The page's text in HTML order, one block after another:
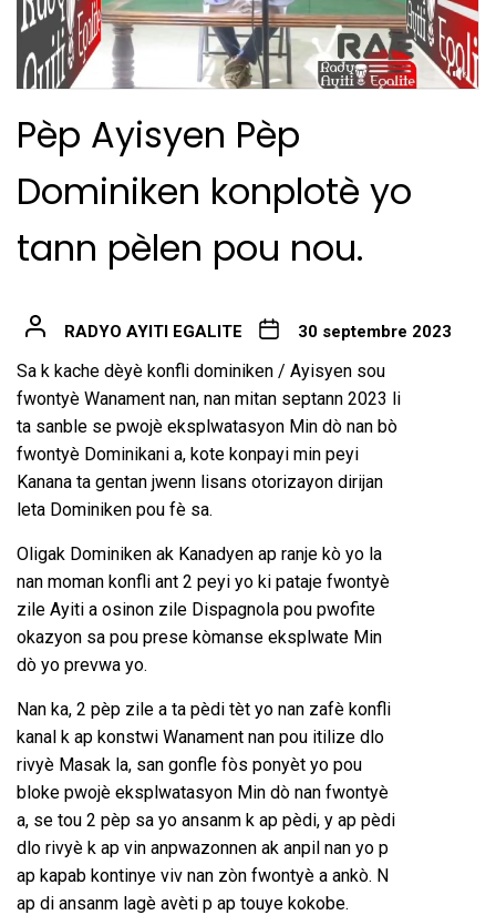
Pèp Ayisyen Pèp
Dominiken konplotè yo
tann pèlen pou nou.
RADYO AYITI EGALITE 30 septembre 2023
Sa k kache dèyè konfli dominiken / Ayisyen sou
fwontyè Wanament nan, nan mitan septann 2023 li
ta sanble se pwojè eksplwatasyon Min dò nan bò
fwontyè Dominikani a, kote konpayi min peyi
Kanana ta gentan jwenn lisans otorizayon dirijan
leta Dominiken pou fè sa.
Oligak Dominiken ak Kanadyen ap ranje kò yo la
nan moman konfli ant 2 peyi yo ki pataje fwontyè
zile Ayiti a osinon zile Dispagnola pou pwofite
okazyon sa pou prese kòmanse eksplwate Min
dò yo prevwa yo.
Nan ka, 2 pèp zile a ta pèdi tèt yo nan zafè konfli
kanal k ap konstwi Wanament nan pou itilize dlo
rivyè Masak la, san gonfle fòs ponyèt yo pou
bloke pwojè eksplwatasyon Min dò nan fwontyè
a, se tou 2 pèp sa yo ansanm k ap pèdi, y ap pèdi
dlo rivyè k ap vin anpwazonnen ak anpil nan yo p
ap kapab kontinye viv nan zòn fwontyè a ankò. N
ap di ansanm lagè avèti p ap touye kokobe.